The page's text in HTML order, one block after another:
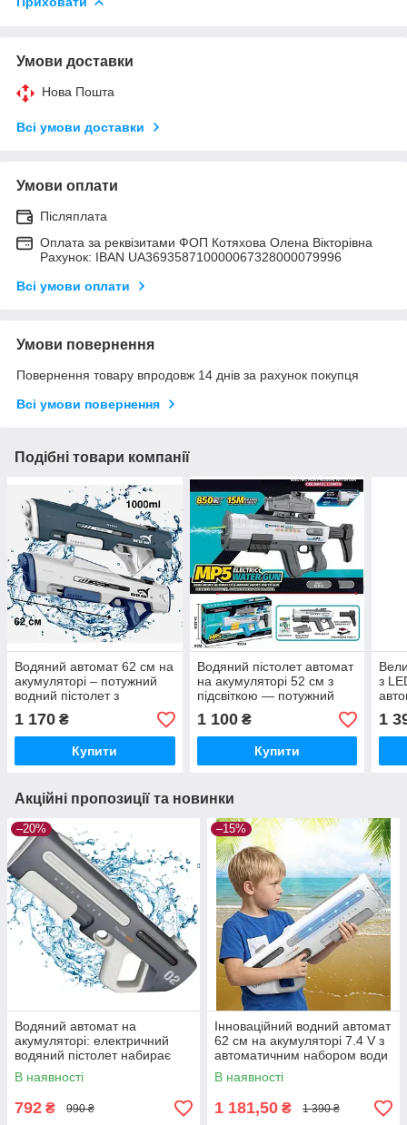
Умови доставки
Нова Пошта
Всі умови доставки
Умови оплати
Післяплата
Оплата за реквізитами ФОП Котяхова Олена Вікторівна
Рахунок: IBAN UA369358710000067328000079996
Всі умови оплати
Умови повернення
Повернення товару впродовж 14 днів за рахунок покупця
Всі умови повернення
Подібні товари компанії
Водяний автомат 62 см на
акумуляторі – потужний
водний пістолет з
підсвічуванням, водний
бластер для дітей
1 170 ₴
Купити
Водяний пістолет автомат
на акумуляторі 52 см з
підсвіткою — потужний
водний бластер для дітей
на літо
1 100₴
Купити
з
1
Акційні пропозиції та новинки
–20%
Водяний автомат на
акумуляторі: електричний
водяний пістолет набирає
воду з підсвічуванням
В наявності
792 ₴ 990 ₴
–15%
Інноваційний водний автомат
62 см на акумуляторі 7.4 V з
автоматичним набором води
та LED-підсвіткою
В наявності
1 181,50 ₴ 1 390 ₴